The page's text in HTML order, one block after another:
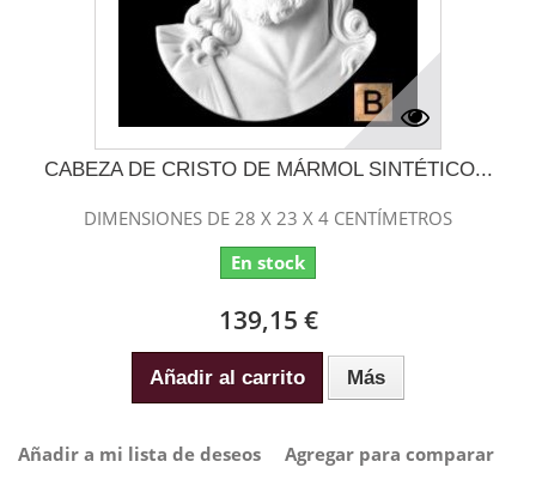
CABEZA DE CRISTO DE MÁRMOL SINTÉTICO...
DIMENSIONES DE 28 X 23 X 4 CENTÍMETROS
En stock
139,15 €
Añadir al carrito Más
Añadir a mi lista de deseos Agregar para comparar